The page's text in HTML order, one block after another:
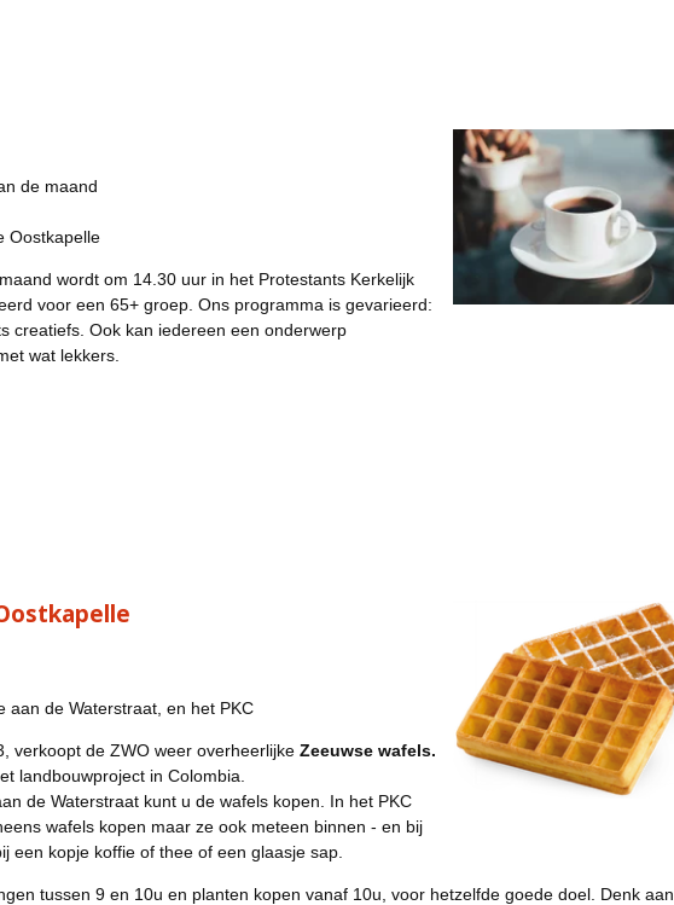
de maand
Oostkapelle
wordt om 14.30 uur in het Protestants Kerkelijk
voor een 65+ groep. Ons programma is gevarieerd:
creatiefs. Ook kan iedereen een onderwerp
wat lekkers.
aan de Waterstraat, en het PKC
verkoopt de ZWO weer overheerlijke Zeeuwse wafels.
landbouwproject in Colombia.
de Waterstraat kunt u de wafels kopen. In het PKC
wafels kopen maar ze ook meteen binnen - en bij
een kopje koffie of thee of een glaasje sap.
tussen 9 en 10u en planten kopen vanaf 10u, voor hetzelfde goede doel. Denk aan